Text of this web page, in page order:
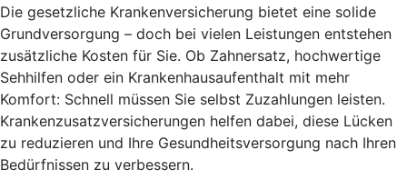
Die gesetzliche Krankenversicherung bietet eine solide
Grundversorgung – doch bei vielen Leistungen entstehen
zusätzliche Kosten für Sie. Ob Zahnersatz, hochwertige
Sehhilfen oder ein Krankenhausaufenthalt mit mehr
Komfort: Schnell müssen Sie selbst Zuzahlungen leisten.
Krankenzusatzversicherungen helfen dabei, diese Lücken
zu reduzieren und Ihre Gesundheitsversorgung nach Ihren
Bedürfnissen zu verbessern.